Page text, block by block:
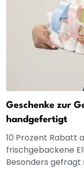
Geschenke zur
handgefertigt
10 Prozent Rabatt
frischgebackene
Besonders gefragt